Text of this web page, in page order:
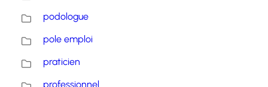
podologue
pole emploi
praticien
professionnel